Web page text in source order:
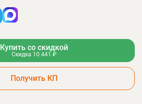
Купить со скидкой
Скидка 10 441 ₽
Получить КП